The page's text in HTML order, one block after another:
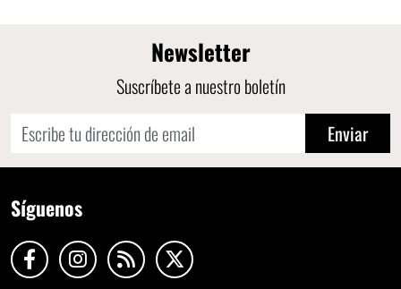
Newsletter
Suscríbete a nuestro boletín
Enviar
Síguenos